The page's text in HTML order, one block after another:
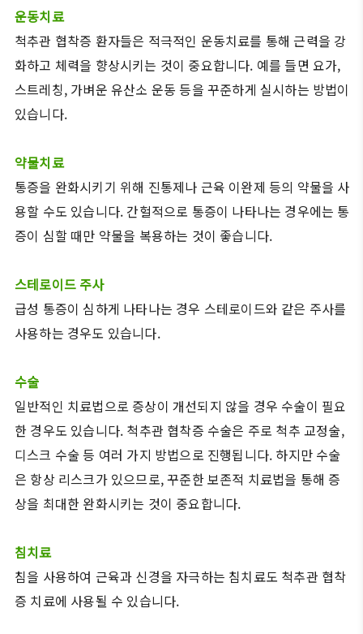
운동치료
척추관 협착증 환자들은 적극적인 운동치료를 통해 근력을 강
화하고 체력을 향상시키는 것이 중요합니다. 예를 들면 요가,
스트레칭, 가벼운 유산소 운동 등을 꾸준하게 실시하는 방법이
있습니다.
약물치료
통증을 완화시키기 위해 진통제나 근육 이완제 등의 약물을 사
용할 수도 있습니다. 간헐적으로 통증이 나타나는 경우에는 통
증이 심할 때만 약물을 복용하는 것이 좋습니다.
스테로이드 주사
급성 통증이 심하게 나타나는 경우 스테로이드와 같은 주사를
사용하는 경우도 있습니다.
수술
일반적인 치료법으로 증상이 개선되지 않을 경우 수술이 필요
한 경우도 있습니다. 척추관 협착증 수술은 주로 척추 교정술,
디스크 수술 등 여러 가지 방법으로 진행됩니다. 하지만 수술
은 항상 리스크가 있으므로, 꾸준한 보존적 치료법을 통해 증
상을 최대한 완화시키는 것이 중요합니다.
침치료
침을 사용하여 근육과 신경을 자극하는 침치료도 척추관 협착
증 치료에 사용될 수 있습니다.